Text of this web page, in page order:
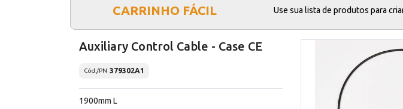
CARRINHO FÁCIL Use sua lista de produtos para
Auxiliary Control Cable - Case CE
Cód./PN 379302A1
1900mm L